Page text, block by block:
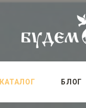
КАТАЛОГ БЛОГ